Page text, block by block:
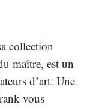
collection
maître, est un
d’art. Une
vous